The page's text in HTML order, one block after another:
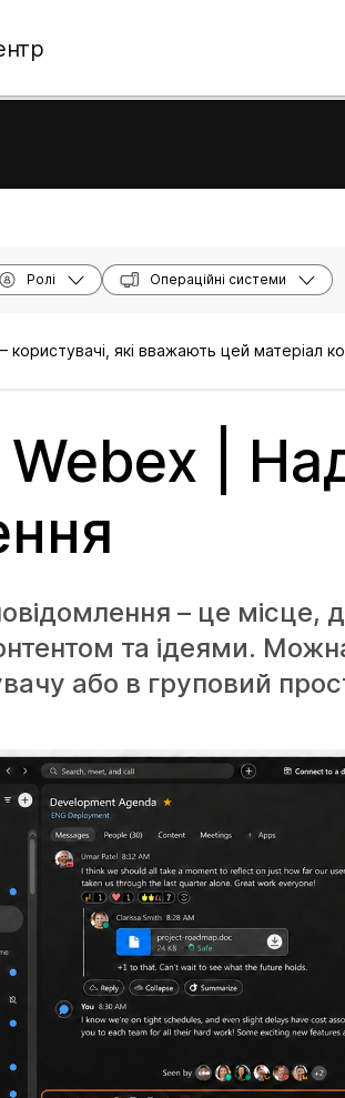
Ролі Операційні системи
користувачі, які вважають цей матеріал
|
– це місце,
та ідеями.
або в груповий